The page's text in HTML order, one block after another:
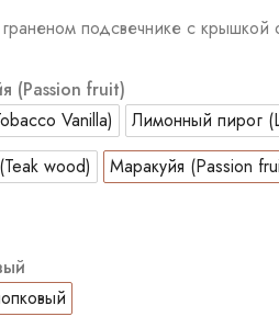
подсвечнике с
(Passion fruit)
Vanilla)
Лимонный пирог
wood)
Маракуйя (Passion